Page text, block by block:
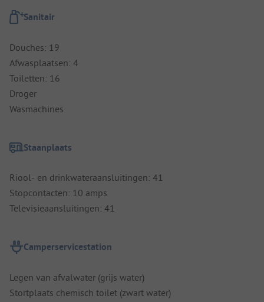
Sanitair
Douches: 19
Afwasplaatsen: 4
Toiletten: 16
Droger
Wasmachines
Staanplaats
Riool- en drinkwateraansluitingen: 41
Stopcontacten: 10 amps
Televisieaansluitingen: 41
Camperservicestation
Legen van afvalwater (grijs water)
Stortplaats chemisch toilet (zwart water)